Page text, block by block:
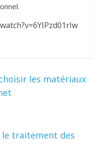
les matériaux
le traitement des